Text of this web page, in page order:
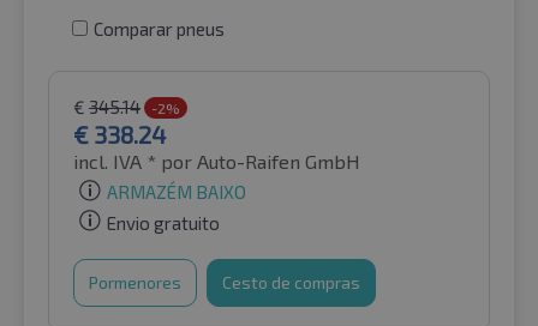
Comparar pneus
€ 345.14 -2%
€ 338.24
incl. IVA * por Auto-Raifen GmbH
ARMAZÉM BAIXO
Envio gratuito
Pormenores Cesto de compras